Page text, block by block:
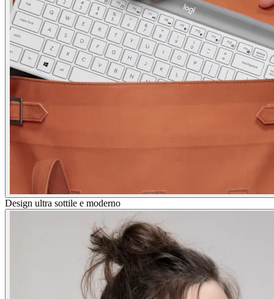
Design ultra sottile e moderno